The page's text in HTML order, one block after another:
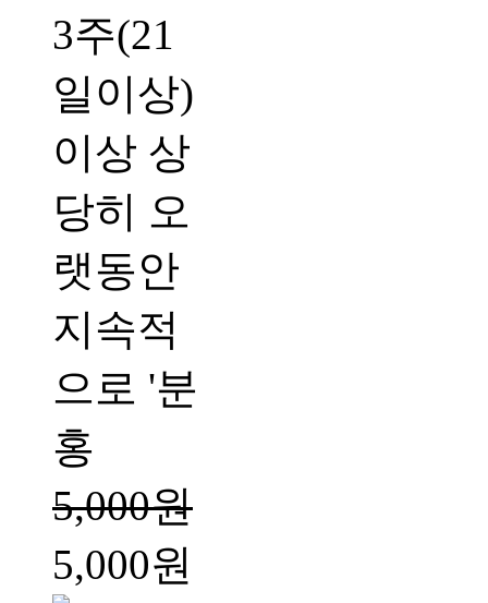
3주(21
일이상)
이상 상
당히 오
랫동안
지속적
으로 '분
홍
5,000원
5,000원